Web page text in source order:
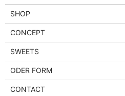
SHOP
CONCEPT
SWEETS
ODER FORM
CONTACT